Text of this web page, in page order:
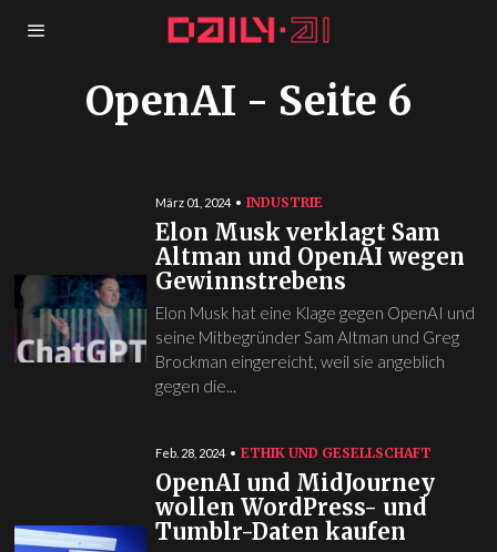
OpenAI - Seite 6
März 01, 2024 INDUSTRIE
Elon Musk verklagt Sam
Altman und OpenAI wegen
Gewinnstrebens
Elon Musk hat eine Klage gegen OpenAI und
seine Mitbegründer Sam Altman und Greg
Brockman eingereicht, weil sie angeblich
gegen die...
Feb. 28, 2024 ETHIK UND GESELLSCHAFT
OpenAI und MidJourney
wollen WordPress- und
Tumblr-Daten kaufen